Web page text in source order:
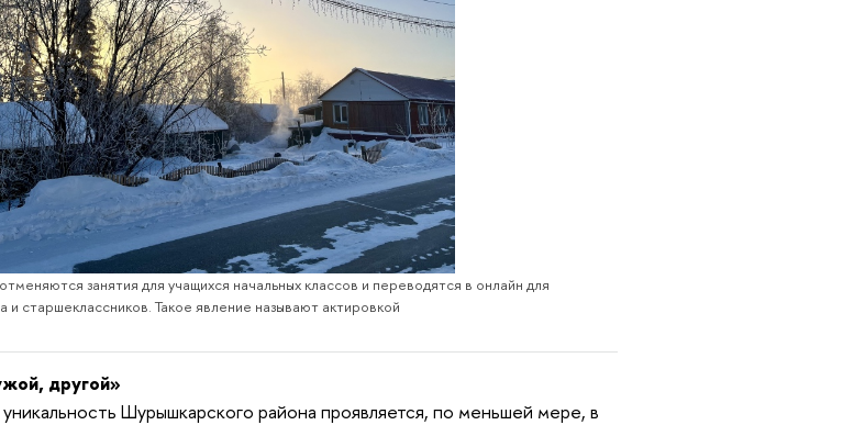
занятия для учащихся начальных классов и переводятся в онлайн для
и старшеклассников. Такое явление называют актировкой
другой»
уникальность Шурышкарского района проявляется, по меньшей мере, в